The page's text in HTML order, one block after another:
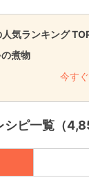
気ランキング
煮物
今す
ピ一覧（